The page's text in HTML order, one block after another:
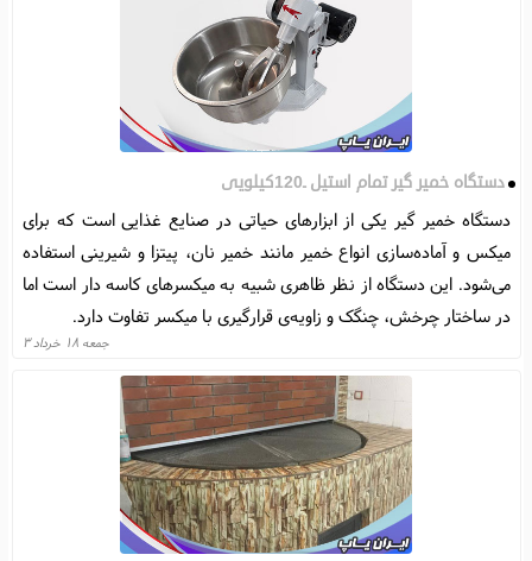
دستگاه خمیر گیر تمام استیل ـ120کیلویی
دستگاه خمیر گیر یکی از ابزارهای حیاتی در صنایع غذایی است که برای
میکس و آماده‌سازی انواع خمیر مانند خمیر نان، پیتزا و شیرینی استفاده
می‌شود. این دستگاه از نظر ظاهری شبیه به میکسرهای کاسه‌ دار است اما
در ساختار چرخش، چنگک و زاویه‌ی قرارگیری با میکسر تفاوت دارد.
جمعه ۱۸ خرداد ۳